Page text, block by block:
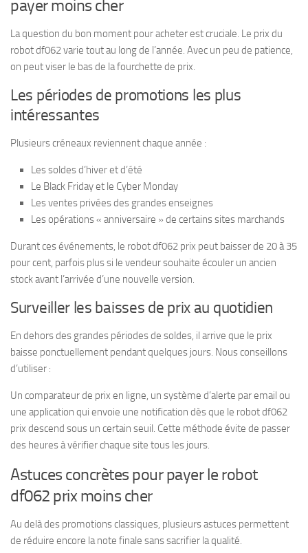
payer moins cher
La question du bon moment pour acheter est cruciale. Le prix du
robot df062 varie tout au long de l’année. Avec un peu de patience,
on peut viser le bas de la fourchette de prix.
Les périodes de promotions les plus
intéressantes
Plusieurs créneaux reviennent chaque année :
Les soldes d’hiver et d’été
Le Black Friday et le Cyber Monday
Les ventes privées des grandes enseignes
Les opérations « anniversaire » de certains sites marchands
Durant ces événements, le robot df062 prix peut baisser de 20 à 35
pour cent, parfois plus si le vendeur souhaite écouler un ancien
stock avant l’arrivée d’une nouvelle version.
Surveiller les baisses de prix au quotidien
En dehors des grandes périodes de soldes, il arrive que le prix
baisse ponctuellement pendant quelques jours. Nous conseillons
d’utiliser :
Un comparateur de prix en ligne, un système d’alerte par email ou
une application qui envoie une notification dès que le robot df062
prix descend sous un certain seuil. Cette méthode évite de passer
des heures à vérifier chaque site tous les jours.
Astuces concrètes pour payer le robot
df062 prix moins cher
Au delà des promotions classiques, plusieurs astuces permettent
de réduire encore la note finale sans sacrifier la qualité.